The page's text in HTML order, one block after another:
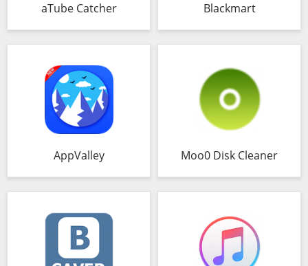
aTube Catcher Blackmart
AppValley Moo0 Disk Cleaner